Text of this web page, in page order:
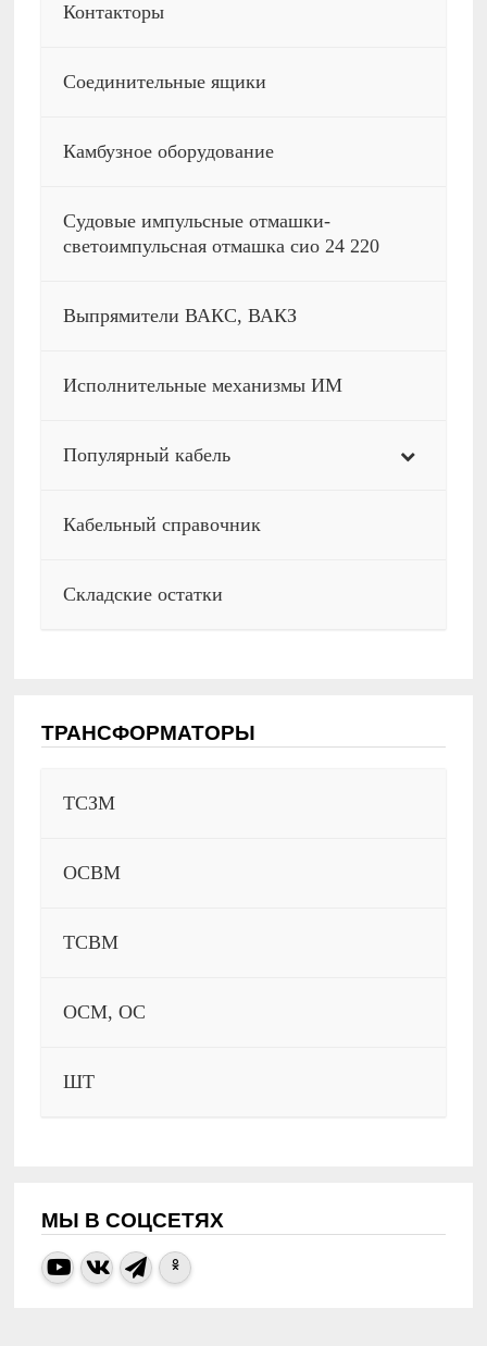
Контакторы
Соединительные ящики
Камбузное оборудование
Судовые импульсные отмашки-
светоимпульсная отмашка сио 24 220
Выпрямители ВАКС, ВАКЗ
Исполнительные механизмы ИМ
Популярный кабель
Кабельный справочник
Складские остатки
ТРАНСФОРМАТОРЫ
ТСЗМ
ОСВМ
ТСВМ
ОСМ, ОС
ШТ
МЫ В СОЦСЕТЯХ